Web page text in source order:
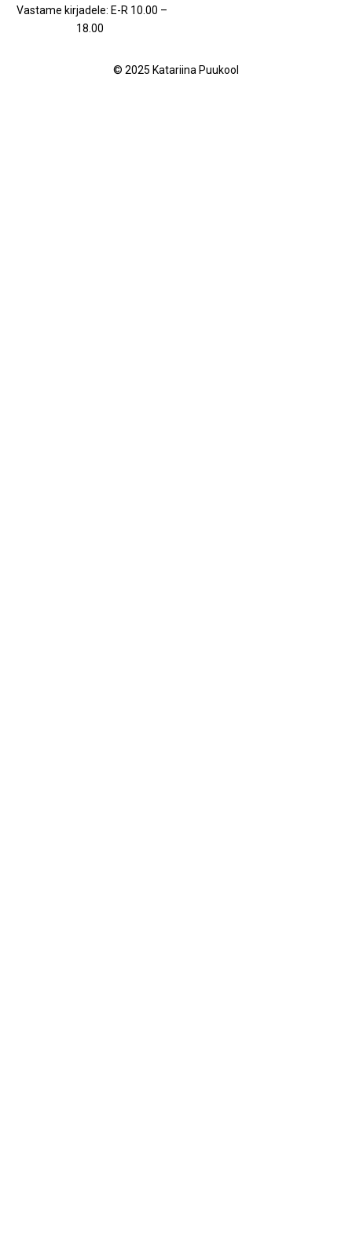
Vastame kirjadele: E-R 10.00 –
18.00
© 2025 Katariina Puukool